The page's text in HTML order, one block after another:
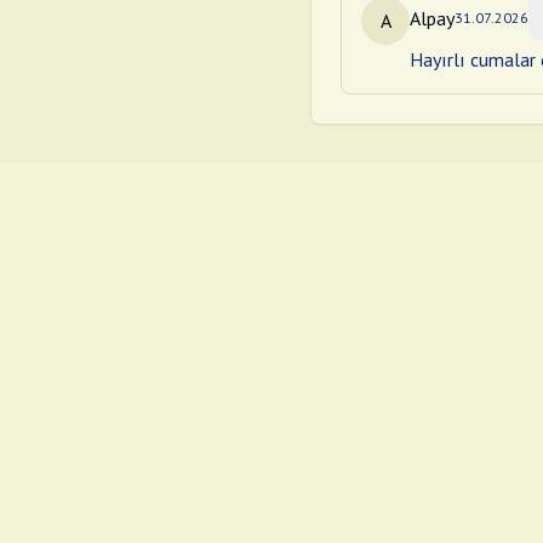
A Alpay31.07.2026
Hayırlı cumalar